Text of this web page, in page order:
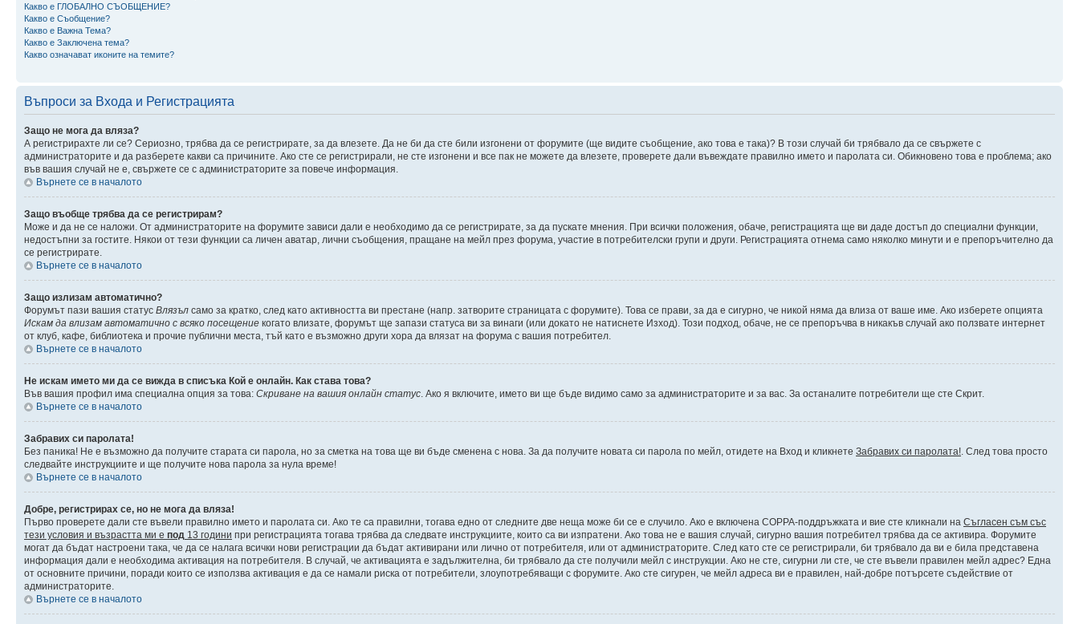
Какво е ГЛОБАЛНО СЪОБЩЕНИЕ?
Какво е Съобщение?
Какво е Важна Тема?
Какво е Заключена тема?
Какво означават иконите на темите?
Въпроси за Входа и Регистрацията
Защо не мога да вляза?
А регистрирахте ли се? Сериозно, трябва да се регистрирате, за да влезете. Да не би да сте били изгонени от форумите (ще видите съобщение, ако това е така)? В този случай би трябвало да се свържете с
администраторите и да разберете какви са причините. Ако сте се регистрирали, не сте изгонени и все пак не можете да влезете, проверете дали въвеждате правилно името и паролата си. Обикновено това е проблема; ако
във вашия случай не е, свържете се с администраторите за повече информация.
Върнете се в началото
Защо въобще трябва да се регистрирам?
Може и да не се наложи. От администраторите на форумите зависи дали е необходимо да се регистрирате, за да пускате мнения. При всички положения, обаче, регистрацията ще ви даде достъп до специални функции,
недостъпни за гостите. Някои от тези функции са личен аватар, лични съобщения, пращане на мейл през форума, участие в потребителски групи и други. Регистрацията отнема само няколко минути и е препоръчително да
се регистрирате.
Върнете се в началото
Защо излизам автоматично?
Форумът пази вашия статус Влязъл само за кратко, след като активността ви престане (напр. затворите страницата с форумите). Това се прави, за да е сигурно, че никой няма да влиза от ваше име. Ако изберете опцията
Искам да влизам автоматично с всяко посещение когато влизате, форумът ще запази статуса ви за винаги (или докато не натиснете Изход). Този подход, обаче, не се препоръчва в никакъв случай ако ползвате интернет
от клуб, кафе, библиотека и прочие публични места, тъй като е възможно други хора да влязат на форума с вашия потребител.
Върнете се в началото
Не искам името ми да се вижда в списъка Кой е онлайн. Как става това?
Във вашия профил има специална опция за това: Скриване на вашия онлайн статус . Ако я включите, името ви ще бъде видимо само за администраторите и за вас. За останалите потребители ще сте Скрит.
Върнете се в началото
Забравих си паролата!
Без паника! Не е възможно да получите старата си парола, но за сметка на това ще ви бъде сменена с нова. За да получите новата си парола по мейл, отидете на Вход и кликнете Забравих си паролата! . След това просто
следвайте инструкциите и ще получите нова парола за нула време!
Върнете се в началото
Добре, регистрирах се, но не мога да вляза!
Първо проверете дали сте въвели правилно името и паролата си. Ако те са правилни, тогава едно от следните две неща може би се е случило. Ако е включена COPPA-поддръжката и вие сте кликнали на Съгласен съм със
тези условия и възрастта ми е под 13 години при регистрацията тогава трябва да следвате инструкциите, които са ви изпратени. Ако това не е вашия случай, сигурно вашия потребител трябва да се активира. Форумите
могат да бъдат настроени така, че да се налага всички нови регистрации да бъдат активирани или лично от потребителя, или от администраторите. След като сте се регистрирали, би трябвало да ви е била представена
информация дали е необходима активация на потребителя. В случай, че активацията е задължителна, би трябвало да сте получили мейл с инструкции. Ако не сте, сигурни ли сте, че сте въвели правилен мейл адрес? Една
от основните причини, поради които се използва активация е да се намали риска от потребители, злоупотребяващи с форумите. Ако сте сигурен, че мейл адреса ви е правилен, най-добре потърсете съдействие от
администраторите.
Върнете се в началото